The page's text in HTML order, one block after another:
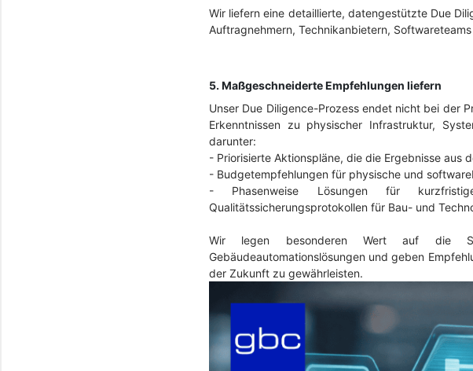
Wir liefern eine detaillierte, datengestützte Due
Auftragnehmern, Technikanbietern,
5. Maßgeschneiderte Empfehlungen liefern
Unser Due Diligence-Prozess endet nicht bei der
Erkenntnissen zu physischer Infrastruktur,
darunter:
- Priorisierte Aktionspläne, die die Ergebnisse aus
- Budgetempfehlungen für physische und
- Phasenweise Lösungen für
Qualitätssicherungsprotokollen für Bau- und
Wir legen besonderen Wert auf die
Gebäudeautomationslösungen und geben
der Zukunft zu gewährleisten.